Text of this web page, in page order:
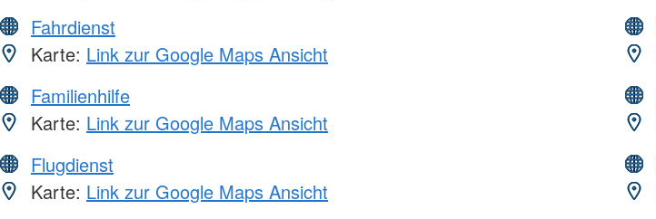
Fahrdienst
Karte: Link zur Google Maps Ansicht
Familienhilfe
Karte: Link zur Google Maps Ansicht
Flugdienst
Karte: Link zur Google Maps Ansicht